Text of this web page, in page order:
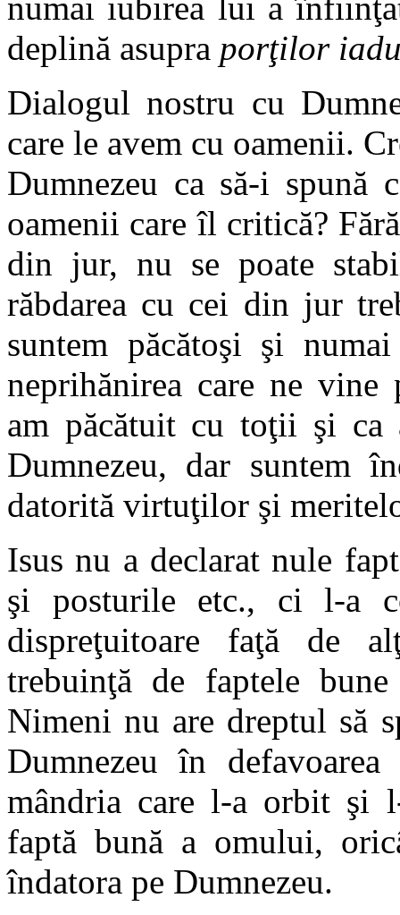
deplină asupra porţilor
Dialogul nostru cu
care le avem cu oamenii.
Dumnezeu ca să-i spună
oamenii care îl critică?
din jur, nu se poate
răbdarea cu cei din jur
suntem păcătoşi şi
neprihănirea care ne
am păcătuit cu toţii şi ca
Dumnezeu, dar suntem
datorită virtuţilor şi
Isus nu a declarat nule
şi posturile etc., ci l-a
dispreţuitoare faţă de
trebuinţă de faptele
Nimeni nu are dreptul să
Dumnezeu în
mândria care l-a orbit şi
faptă bună a omului,
îndatora pe Dumnezeu.